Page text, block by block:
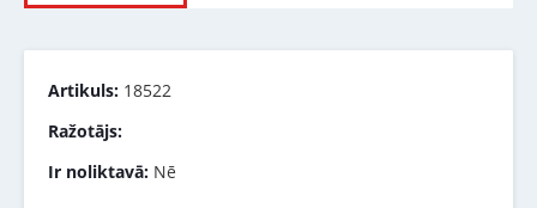
Artikuls: 18522
Ražotājs:
Ir noliktavā: Nē